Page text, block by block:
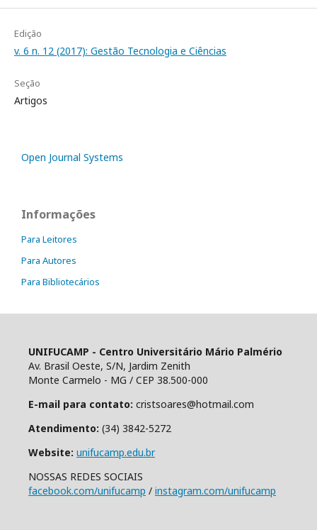
Edição
v. 6 n. 12 (2017): Gestão Tecnologia e Ciências
Seção
Artigos
Open Journal Systems
Informações
Para Leitores
Para Autores
Para Bibliotecários
UNIFUCAMP - Centro Universitário Mário Palmério
Av. Brasil Oeste, S/N, Jardim Zenith
Monte Carmelo - MG / CEP 38.500-000
E-mail para contato: cristsoares@hotmail.com
Atendimento: (34) 3842-5272
Website: unifucamp.edu.br
NOSSAS REDES SOCIAIS
facebook.com/unifucamp / instagram.com/unifucamp